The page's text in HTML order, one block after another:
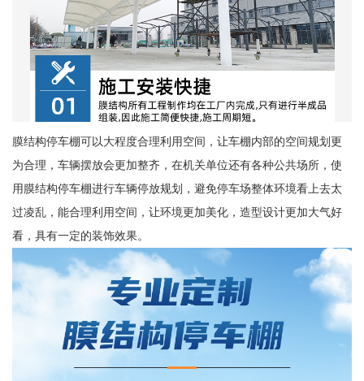
膜结构停车棚可以大程度合理利用空间，让车棚内部的空间规划更
为合理，车辆摆放会更加整齐，在机关单位还有各种公共场所，使
用膜结构停车棚进行车辆停放规划，避免停车场整体环境看上去太
过凌乱，能合理利用空间，让环境更加美化，造型设计更加大气好
看，具有一定的装饰效果。